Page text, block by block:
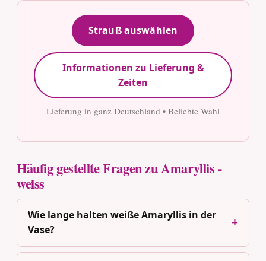
Strauß auswählen
Informationen zu Lieferung &
Zeiten
Lieferung in ganz Deutschland • Beliebte Wahl
Häufig gestellte Fragen zu Amaryllis -
weiss
Wie lange halten weiße Amaryllis in der
Vase?